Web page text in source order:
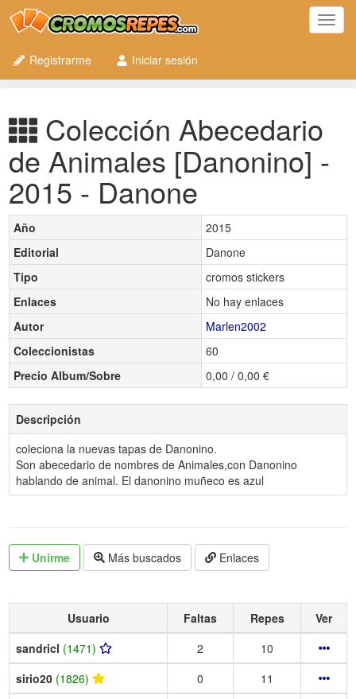
Registrarme
Iniciar sesión
Colección Abecedario
de Animales [Danonino] -
2015 - Danone
Año
2015
Editorial
Danone
Tipo
cromos stickers
Enlaces
No hay enlaces
Autor
Marlen2002
Coleccionistas
60
Precio Album/Sobre
0,00 / 0,00 €
Descripción
coleciona la nuevas tapas de Danonino.
Son abecedario de nombres de Animales,con Danonino
hablando de animal. El danonino muñeco es azul
Unirme Más buscados Enlaces
Usuario Faltas Repes
Ver
sandricl (1471) 2
10
sirio20 (1826) 0
11